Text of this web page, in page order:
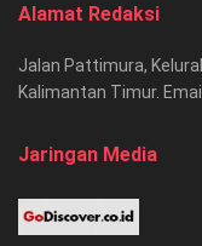
Alamat Redaksi
Jalan Pattimura,
Kalimantan Timur.
Jaringan Media